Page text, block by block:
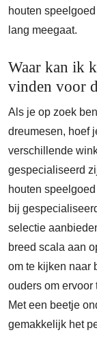
houten
lang meegaat.
Waar kan ik
vinden voor
Als je op zoek
dreumesen, hoef
verschillende
gespecialiseerd
houten
bij
selectie
breed scala aan
om te kijken naar
ouders om ervoor
Met een beetje
gemakkelijk het